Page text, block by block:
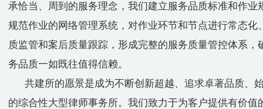
承恰当、周到的服务理念，我们建立服务品质标准和作业
规范作业的网络管理系统，对作业环节和节点进行常态化
质监管和案后质量跟踪，形成完整的服务质量管控体系，
务品质一如既往值得信赖。
共建所的愿景是成为不断创新超越、追求卓著品质、
的综合性大型律师事务所。我们致力于为客户提供有价值